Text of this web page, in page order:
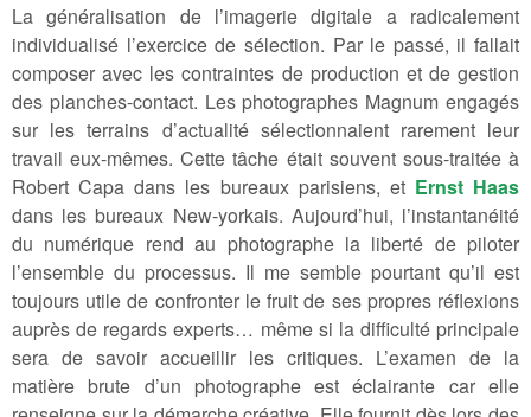
La généralisation de l’imagerie digitale a radicalement
individualisé l’exercice de sélection. Par le passé, il fallait
composer avec les contraintes de production et de gestion
des planches-contact. Les photographes Magnum engagés
sur les terrains d’actualité sélectionnaient rarement leur
travail eux-mêmes. Cette tâche était souvent sous-traitée à
Robert Capa dans les bureaux parisiens, et Ernst Haas
dans les bureaux New-yorkais. Aujourd’hui, l’instantanéité
du numérique rend au photographe la liberté de piloter
l’ensemble du processus. Il me semble pourtant qu’il est
toujours utile de confronter le fruit de ses propres réflexions
auprès de regards experts… même si la difficulté principale
sera de savoir accueillir les critiques. L’examen de la
matière brute d’un photographe est éclairante car elle